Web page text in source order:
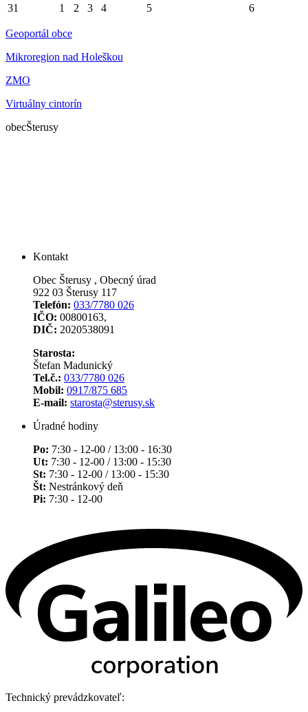
31
1 2 3 4 5 6
Geoportál obce
Mikroregion nad Holeškou
ZMO
Virtuálny cintorín
obecŠterusy
Kontakt
Obec Šterusy , Obecný úrad
922 03 Šterusy 117
Telefón: 033/7780 026
IČO: 00800163,
DIČ: 2020538091
Starosta:
Štefan Madunický
Tel.č.: 033/7780 026
Mobil: 0917/875 685
E-mail: starosta@sterusy.sk
Úradné hodiny
Po: 7:30 - 12-00 / 13:00 - 16:30
Ut: 7:30 - 12-00 / 13:00 - 15:30
St: 7:30 - 12-00 / 13:00 - 15:30
Št: Nestránkový deň
Pi: 7:30 - 12-00
Technický prevádzkovateľ: